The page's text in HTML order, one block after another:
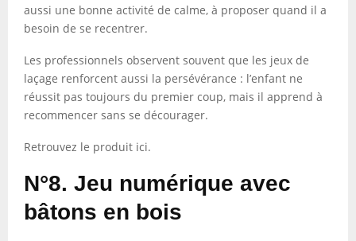
aussi une bonne activité de calme, à proposer quand il a
besoin de se recentrer.
Les professionnels observent souvent que les jeux de
laçage renforcent aussi la persévérance : l’enfant ne
réussit pas toujours du premier coup, mais il apprend à
recommencer sans se décourager.
Retrouvez le produit ici.
N°8. Jeu numérique avec
bâtons en bois